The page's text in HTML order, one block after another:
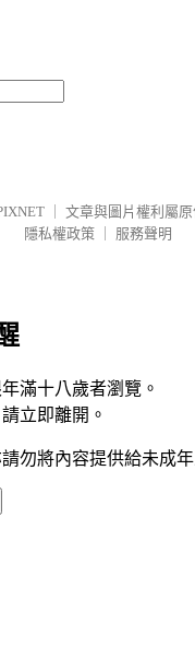
文章與圖片權利屬
隱私權政策
服務聲明
滿十八歲者瀏覽。
立即離開。
勿將內容提供給未成年